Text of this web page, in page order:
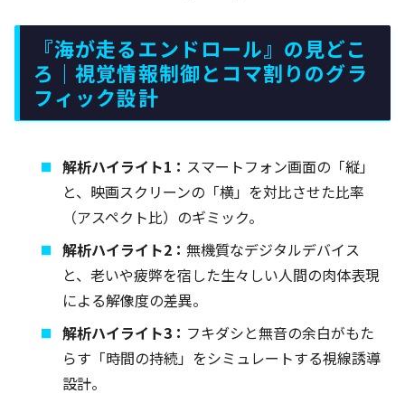
『海が走るエンドロール』の見どこ
ろ｜視覚情報制御とコマ割りのグラ
フィック設計
解析ハイライト1： スマートフォン画面の「縦」
と、映画スクリーンの「横」を対比させた比率
（アスペクト比）のギミック。
解析ハイライト2：無機質なデジタルデバイス
と、老いや疲弊を宿した生々しい人間の肉体表現
による解像度の差異。
解析ハイライト3： フキダシと無音の余白がもた
らす「時間の持続」をシミュレートする視線誘導
設計。